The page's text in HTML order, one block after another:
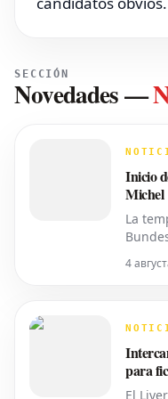
SECCIÓN
Novedades—
Inicio
Michel
La
entre
eje
4
para
El